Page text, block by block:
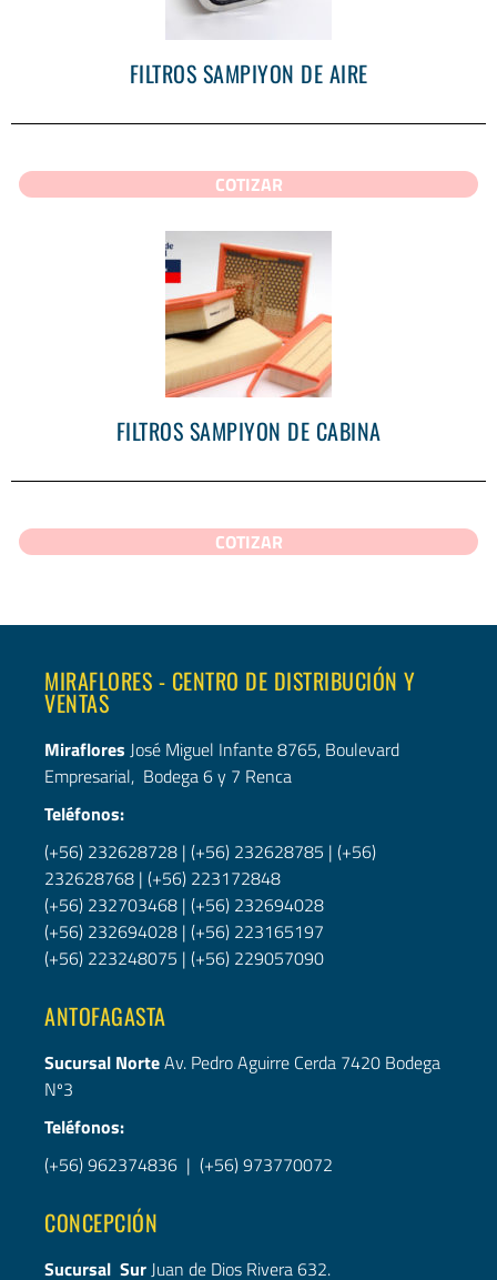
FILTROS SAMPIYON DE AIRE
COTIZAR
FILTROS SAMPIYON DE CABINA
COTIZAR
MIRAFLORES - CENTRO DE DISTRIBUCIÓN Y
VENTAS
Miraflores José Miguel Infante 8765, Boulevard
Empresarial, Bodega 6 y 7 Renca
Teléfonos:
(+56) 232628728 | (+56) 232628785 | (+56)
232628768 | (+56) 223172848
(+56) 232703468 | (+56) 232694028
(+56) 232694028 | (+56) 223165197
(+56) 223248075 | (+56) 229057090
ANTOFAGASTA
Sucursal NorteAv. Pedro Aguirre Cerda 7420 Bodega
Nº3
Teléfonos:
(+56) 962374836 | (+56) 973770072
CONCEPCIÓN
Sucursal SurJuan de Dios Rivera 632.